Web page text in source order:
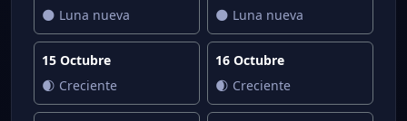
🌑 Luna nueva
🌑 Luna nueva
15 Octubre
🌒 Creciente
16 Octubre
🌒 Creciente